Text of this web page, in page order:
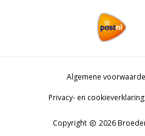
Algemene
Privacy- en cookieverklaring
Copyright copyright 2026